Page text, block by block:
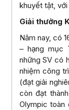
khuyết tật,
Giải thưởng
Năm nay, có
– hạng mục
những SV có
nhiệm công
(đạt giải
còn đạt
Olympic toàn